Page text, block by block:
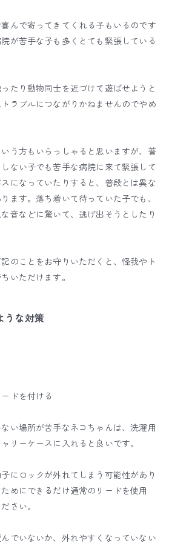
んで寄ってきてくれる子もいるのです
が苦手な子も多くとても緊張している
たり動物同士を近づけて遊ばせようと
ラブルにつながりかねませんのでやめ
いう方もいらっしゃると思いますが、普
ない子でも苦手な病院に来て緊張して
になっていたりすると、普段とは異な
ます。落ち着いて待っていた子でも、
音などに驚いて、逃げ出そうとしたり
のことをお守りいただくと、怪我やト
いただけます。
うな対策
ドを付ける
い場所が苦手なネコちゃんは、洗濯用
リーケースに入れると良いです。
にロックが外れてしまう可能性があり
めにできるだけ通常のリードを使用
さい。
でいないか、外れやすくなっていない